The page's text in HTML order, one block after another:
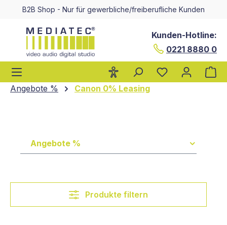
springen
B2B Shop - Nur für gewerbliche/freiberufliche Kunden
Kunden-Hotline:
0221 8880 0
Angebote %
Canon 0% Leasing
Angebote %
Produkte filtern